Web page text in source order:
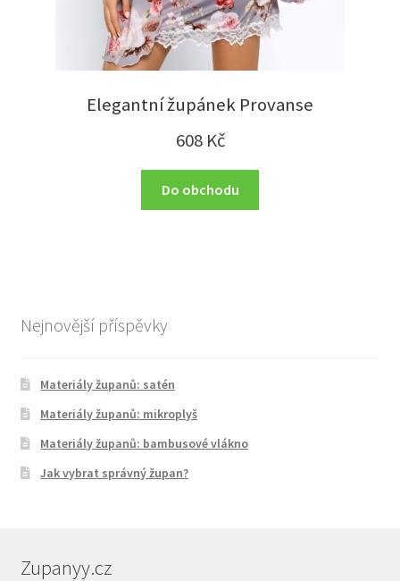
Elegantní župánek Provanse
608 Kč
Do obchodu
Nejnovější příspěvky
Materiály županů: satén
Materiály županů: mikroplyš
Materiály županů: bambusové vlákno
Jak vybrat správný župan?
Zupanyy.cz